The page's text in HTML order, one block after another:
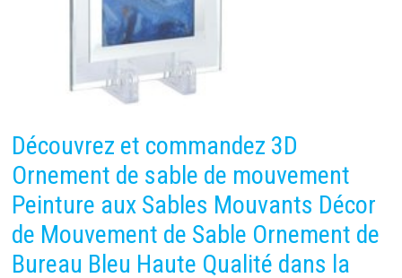
Découvrez et commandez 3D
Ornement de sable de mouvement
Peinture aux Sables Mouvants Décor
de Mouvement de Sable Ornement de
Bureau Bleu Haute Qualité dans la